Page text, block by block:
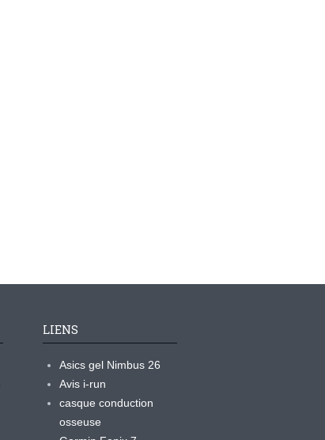
LIENS
Asics gel Nimbus 26
Avis i-run
casque conduction
osseuse